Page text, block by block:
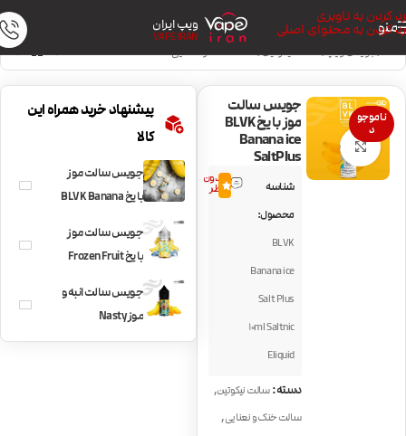
رد کردن به ناوبری
رد کردن به محتوای اصلی
منو ویپ ایران
VAPE IRAN
خانه/جویس ویپ/سالت نیکوتین/سالت خنک و نعنایی
ناموجو
د
بزرگنمایی تصویر
جویس سالت
موز با یخ BLVK
Banana ice
SaltPlus
شناسه
محصول:
BLVK
Banana ice
Salt Plus
10ml Saltnic
Eliquid
بدون
نظر0.0
دسته:سالت نیکوتین,
سالت خنک و نعنایی,
پیشنهاد خرید همراه این
کالا
جویس سالت موز
با یخ BLVK Banana
جویس سالت موز
با یخ Frozen Fruit
Ice
جویس سالت انبه و
موز Nasty
Cushman Mango